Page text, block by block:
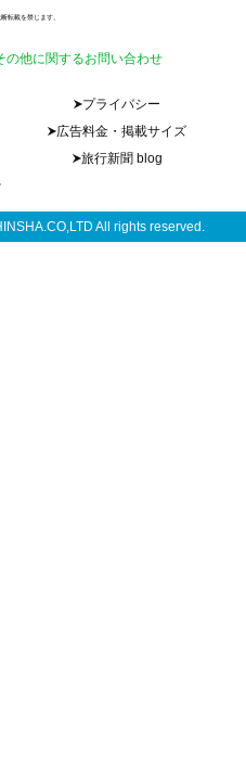
転載を禁じます。
の他に関するお問い合わせ
プライバシー
広告料金・掲載サイズ
旅行新聞 blog
All rights reserved.